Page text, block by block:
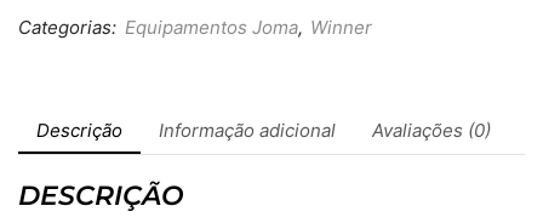
Categorias: Equipamentos Joma, Winner
Descrição Informação adicional Avaliações (0)
DESCRIÇÃO